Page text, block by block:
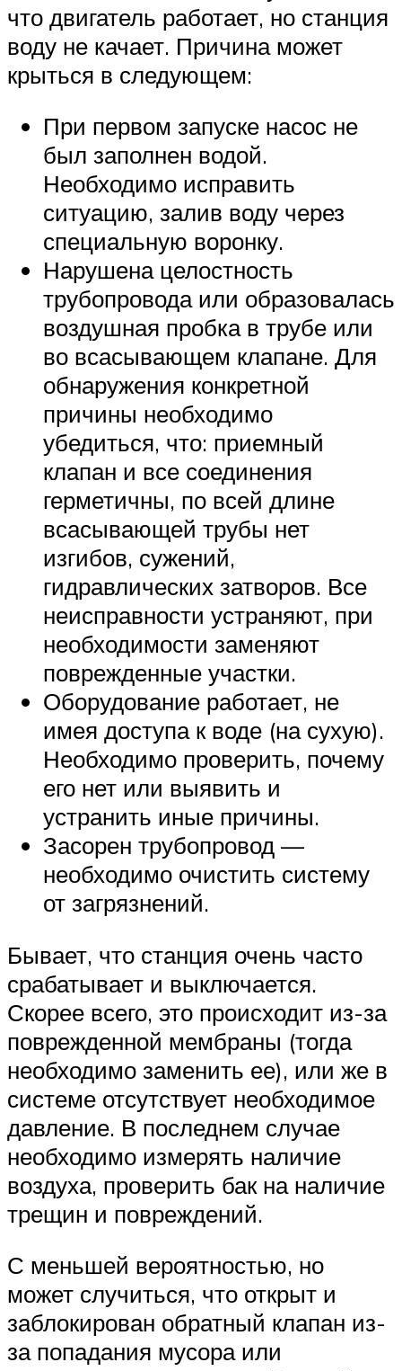
что двигатель работает, но станция
воду не качает. Причина может
крыться в следующем:
При первом запуске насос не
был заполнен водой.
Необходимо исправить
ситуацию, залив воду через
специальную воронку.
Нарушена целостность
трубопровода или образовалась
воздушная пробка в трубе или
во всасывающем клапане. Для
обнаружения конкретной
причины необходимо
убедиться, что: приемный
клапан и все соединения
герметичны, по всей длине
всасывающей трубы нет
изгибов, сужений,
гидравлических затворов. Все
неисправности устраняют, при
необходимости заменяют
поврежденные участки.
Оборудование работает, не
имея доступа к воде (на сухую).
Необходимо проверить, почему
его нет или выявить и
устранить иные причины.
Засорен трубопровод —
необходимо очистить систему
от загрязнений.
Бывает, что станция очень часто
срабатывает и выключается.
Скорее всего, это происходит из-за
поврежденной мембраны (тогда
необходимо заменить ее), или же в
системе отсутствует необходимое
давление. В последнем случае
необходимо измерять наличие
воздуха, проверить бак на наличие
трещин и повреждений.
С меньшей вероятностью, но
может случиться, что открыт и
заблокирован обратный клапан из-
за попадания мусора или